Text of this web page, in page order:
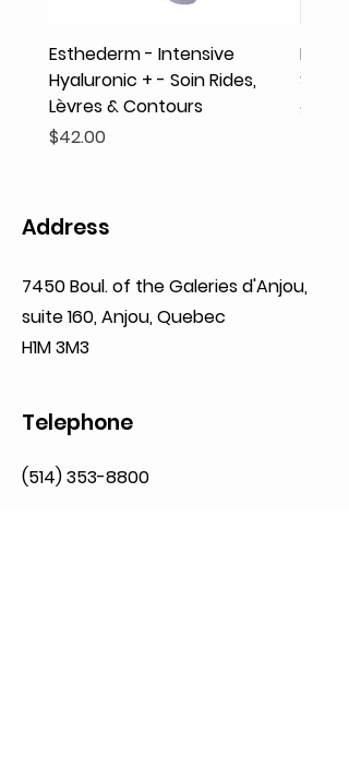
Esthederm - Intensive
Hyaluronic + - Soin Rides,
Lèvres & Contours
Price
$42.00
Price
$41.93
Address
7450 Boul. of the Galeries d'Anjou,
suite 160,Anjou, Quebec
H1M 3M3
Telephone
(514) 353-8800